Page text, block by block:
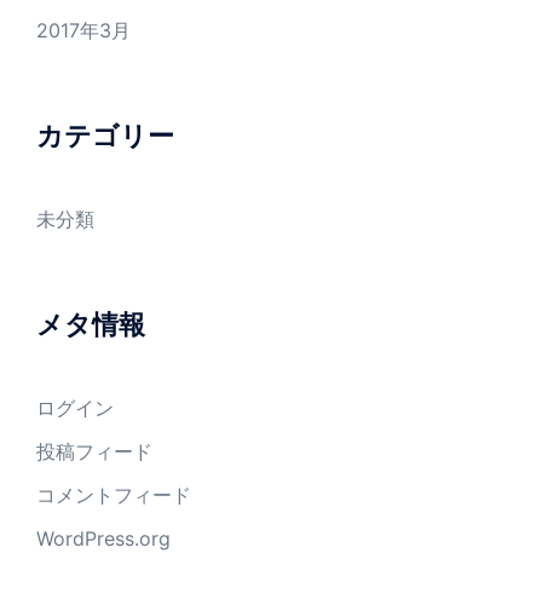
2017年3月
カテゴリー
未分類
メタ情報
ログイン
投稿フィード
コメントフィード
WordPress.org